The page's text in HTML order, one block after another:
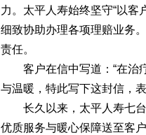
力。太平人寿始终坚守“以客
细致协助办理各项理赔业务
责任。
客户在信中写道：“在治疗
与温暖，特此写下这封信，
长久以来，太平人寿七台
优质服务与暖心保障送至客